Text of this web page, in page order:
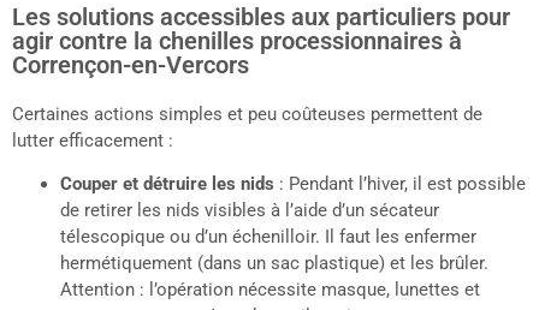
Les solutions accessibles aux particuliers pour
agir contre la chenilles processionnaires à
Corrençon-en-Vercors
Certaines actions simples et peu coûteuses permettent de
lutter efficacement :
Couper et détruire les nids : Pendant l’hiver, il est possible
de retirer les nids visibles à l’aide d’un sécateur
télescopique ou d’un échenilloir. Il faut les enfermer
hermétiquement (dans un sac plastique) et les brûler.
Attention : l’opération nécessite masque, lunettes et